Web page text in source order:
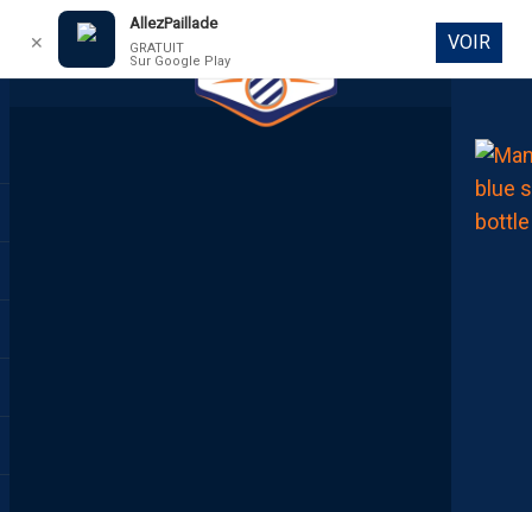
DIRECT
✕
AllezPaillade
GRATUIT
Sur Google Play
VOIR